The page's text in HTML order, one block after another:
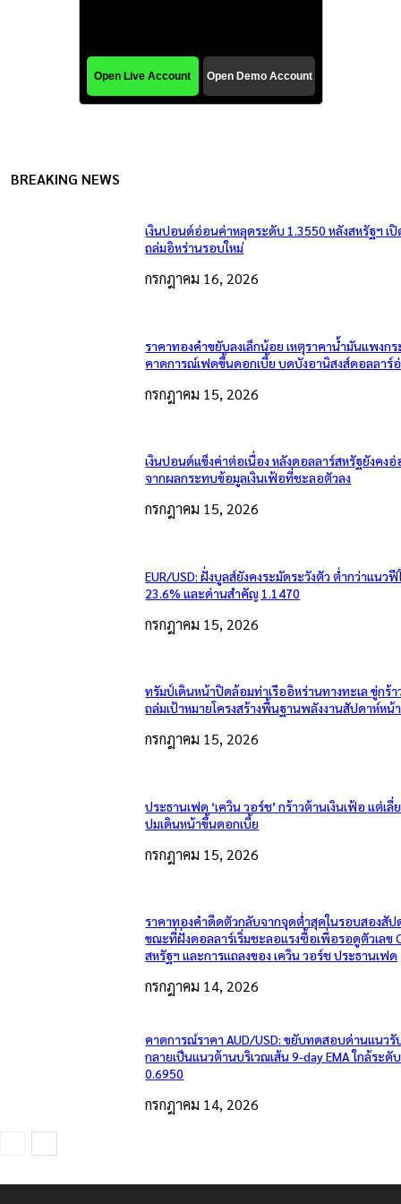
BREAKING NEWS
เงินปอนด์อ่อนค่าหลุดระดับ 1.3550 หลังสหรัฐฯ เ
ถล่มอิหร่านรอบใหม่
กรกฎาคม 16, 2026
ราคาทองคำขยับลงเล็กน้อย เหตุราคาน้ำมันแพงก
คาดการณ์เฟดขึ้นดอกเบี้ย บดบังอานิสงส์ดอลลาร์
กรกฎาคม 15, 2026
เงินปอนด์แข็งค่าต่อเนื่อง หลังดอลลาร์สหรัฐยังคง
จากผลกระทบข้อมูลเงินเฟ้อที่ชะลอตัวลง
กรกฎาคม 15, 2026
EUR/USD: ฝั่งบูลส์ยังคงระมัดระวังตัว ต่ำกว่าแนว
23.6% และด่านสำคัญ 1.1470
กรกฎาคม 15, 2026
ทรัมป์เดินหน้าปิดล้อมท่าเรืออิหร่านทางทะเล ขู่กร้า
ถล่มเป้าหมายโครงสร้างพื้นฐานพลังงานสัปดาห์หน้า
กรกฎาคม 15, 2026
ประธานเฟด ‘เควิน วอร์ช’ กร้าวต้านเงินเฟ้อ แต่เลี่
ปมเดินหน้าขึ้นดอกเบี้ย
กรกฎาคม 15, 2026
ราคาทองคำดีดตัวกลับจากจุดต่ำสุดในรอบสองสัป
ขณะที่ฝั่งดอลลาร์เริ่มชะลอแรงซื้อเพื่อรอดูตัวเลข
สหรัฐฯ และการแถลงของ เควิน วอร์ช ประธานเฟด
กรกฎาคม 14, 2026
คาดการณ์ราคา AUD/USD: ขยับทดสอบด่านแนวรั
กลายเป็นแนวต้านบริเวณเส้น 9-day EMA ใกล้ระดับ
0.6950
กรกฎาคม 14, 2026